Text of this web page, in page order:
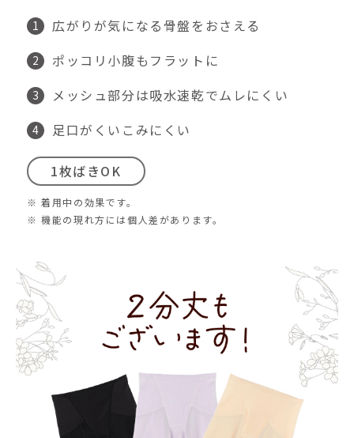
広がりが気になる骨盤をおさえる
ポッコリ小腹もフラットに
メッシュ部分は吸水速乾でムレにくい
足口がくいこみにくい
1枚ばきOK
※ 着用中の効果です。
※ 機能の現れ方には個人差があります。